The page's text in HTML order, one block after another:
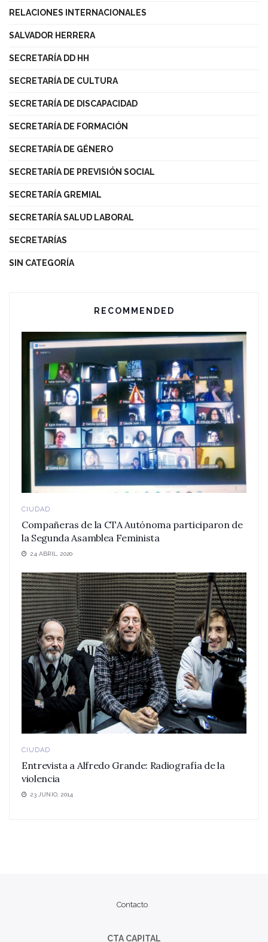
RELACIONES INTERNACIONALES
SALVADOR HERRERA
SECRETARÍA DD HH
SECRETARÍA DE CULTURA
SECRETARÍA DE DISCAPACIDAD
SECRETARÍA DE FORMACIÓN
SECRETARÍA DE GÉNERO
SECRETARÍA DE PREVISIÓN SOCIAL
SECRETARÍA GREMIAL
SECRETARÍA SALUD LABORAL
SECRETARÍAS
SIN CATEGORÍA
RECOMMENDED
CIUDAD
Compañeras de la CTA Autónoma participaron de
la Segunda Asamblea Feminista
24 ABRIL, 2020
CIUDAD
Entrevista a Alfredo Grande: Radiografía de la
violencia
23 JUNIO, 2014
Contacto
CTA CAPITAL